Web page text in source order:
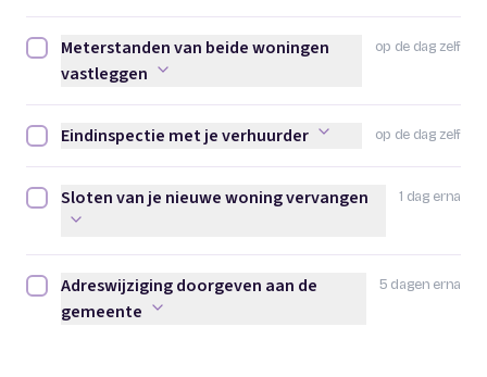
op de dag zelf
Meterstanden van beide woningen vastleggen afvinken
Meterstanden van beide woningen
vastleggen
op de dag zelf
Eindinspectie met je verhuurder afvinken
Eindinspectie met je verhuurder
1 dag erna
Sloten van je nieuwe woning vervangen afvinken
Sloten van je nieuwe woning vervangen
5 dagen erna
Adreswijziging doorgeven aan de gemeente afvinken
Adreswijziging doorgeven aan de
gemeente